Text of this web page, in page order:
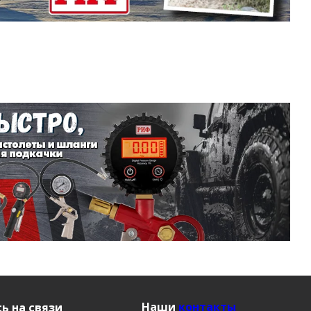
на связи Наши контакты